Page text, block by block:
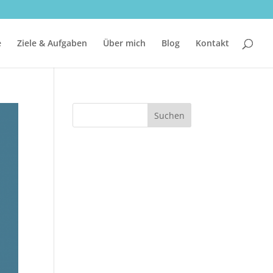
Ziele & Aufgaben Über mich Blog Kontakt
Suchen